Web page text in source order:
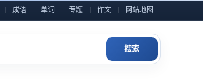
成语 单词 专题 作文 网站地图
搜索